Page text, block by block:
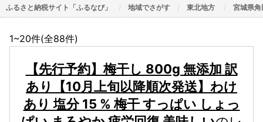
ふるさと納税サイト「ふるなび」 地域でさがす 東北地方 宮城県角
1~20件(全88件)
【先行予約】梅干し 800g 無添加 訳
あり【10月上旬以降順次発送】わけ
あり 塩分 15 % 梅干 すっぱい しょっ